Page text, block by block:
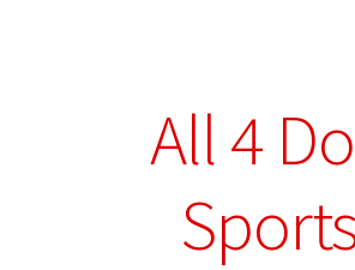
LOISIRS
SPORTS
All 4